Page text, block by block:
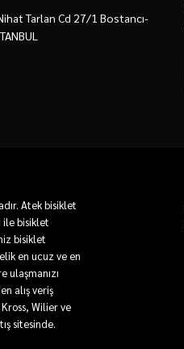
Tarlan Cd 27/1 Bostancı-
Atek bisiklet
ile bisiklet
bisiklet
en ucuz ve en
alış veriş
Wilier ve
sitesinde.